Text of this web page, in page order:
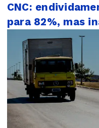
CNC:
para 82%, mas